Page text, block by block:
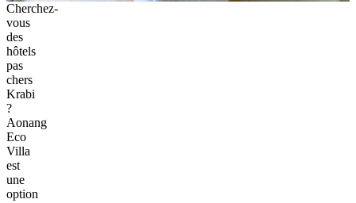
Cherchez-
vous
des
hôtels
pas
chers
Krabi
?
Aonang
Eco
Villa
est
une
option